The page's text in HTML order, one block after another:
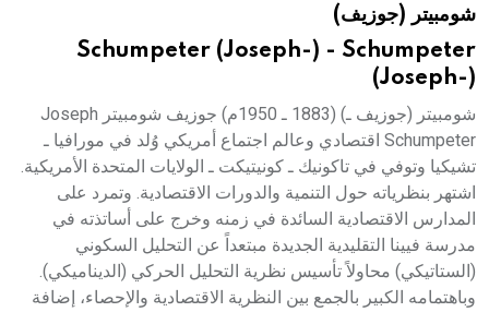
هيئة الموسوعة العربية تطلق موسوعات جديدة في عام 2026شومبيتر (جوزيف)
Schumpeter (Joseph-) - Schumpeter
(Joseph-)
شومبيتر (جوزيف ـ) (1883 ـ 1950م) جوزيف شومبيتر Joseph
Schumpeter اقتصادي وعالم اجتماع أمريكي وُلد في مورافيا ـ
تشيكيا وتوفي في تاكونيك ـ كونيتيكت ـ الولايات المتحدة الأمريكية.
اشتهر بنظرياته حول التنمية والدورات الاقتصادية. وتمرد على
المدارس الاقتصادية السائدة في زمنه وخرج على أساتذته في
مدرسة فيينا التقليدية الجديدة مبتعداً عن التحليل السكوني
(الستاتيكي) محاولاً تأسيس نظرية التحليل الحركي (الديناميكي).
وباهتمامه الكبير بالجمع بين النظرية الاقتصادية والإحصاء، إضافة